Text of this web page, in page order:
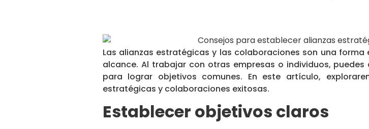
Las alianzas estratégicas y las colaboraciones son una
alcance. Al trabajar con otras empresas o individuos,
para lograr objetivos comunes. En este artículo,
estratégicas y colaboraciones exitosas.
Establecer objetivos claros